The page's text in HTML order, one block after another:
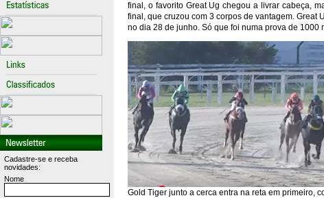
Cadastre-se e receba
novidades:
Nome
final, o favorito Great Ug chegou a livrar cabeça,
final, que cruzou com 3 corpos de vantagem.
no dia 28 de junho. Só que foi numa prova de
Gold Tiger junto a cerca entra na reta em primeiro,